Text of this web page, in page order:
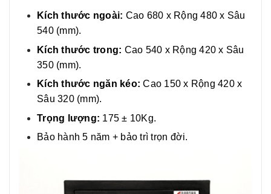
Kích thước ngoài: Cao 680 x Rộng 480 x Sâu
540 (mm).
Kích thước trong: Cao 540 x Rộng 420 x Sâu
350 (mm).
Kích thước ngăn kéo: Cao 150 x Rộng 420 x
Sâu 320 (mm).
Trọng lượng: 175 ± 10Kg.
Bảo hành 5 năm + bảo trì trọn đời.